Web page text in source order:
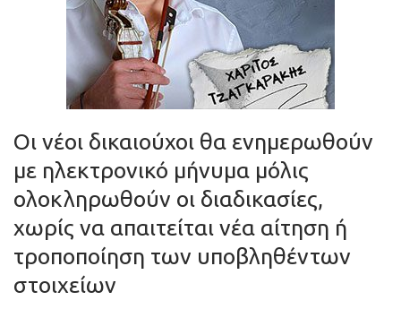
Οι νέοι δικαιούχοι θα ενημερωθούν
με ηλεκτρονικό μήνυμα μόλις
ολοκληρωθούν οι διαδικασίες,
χωρίς να απαιτείται νέα αίτηση ή
τροποποίηση των υποβληθέντων
στοιχείων